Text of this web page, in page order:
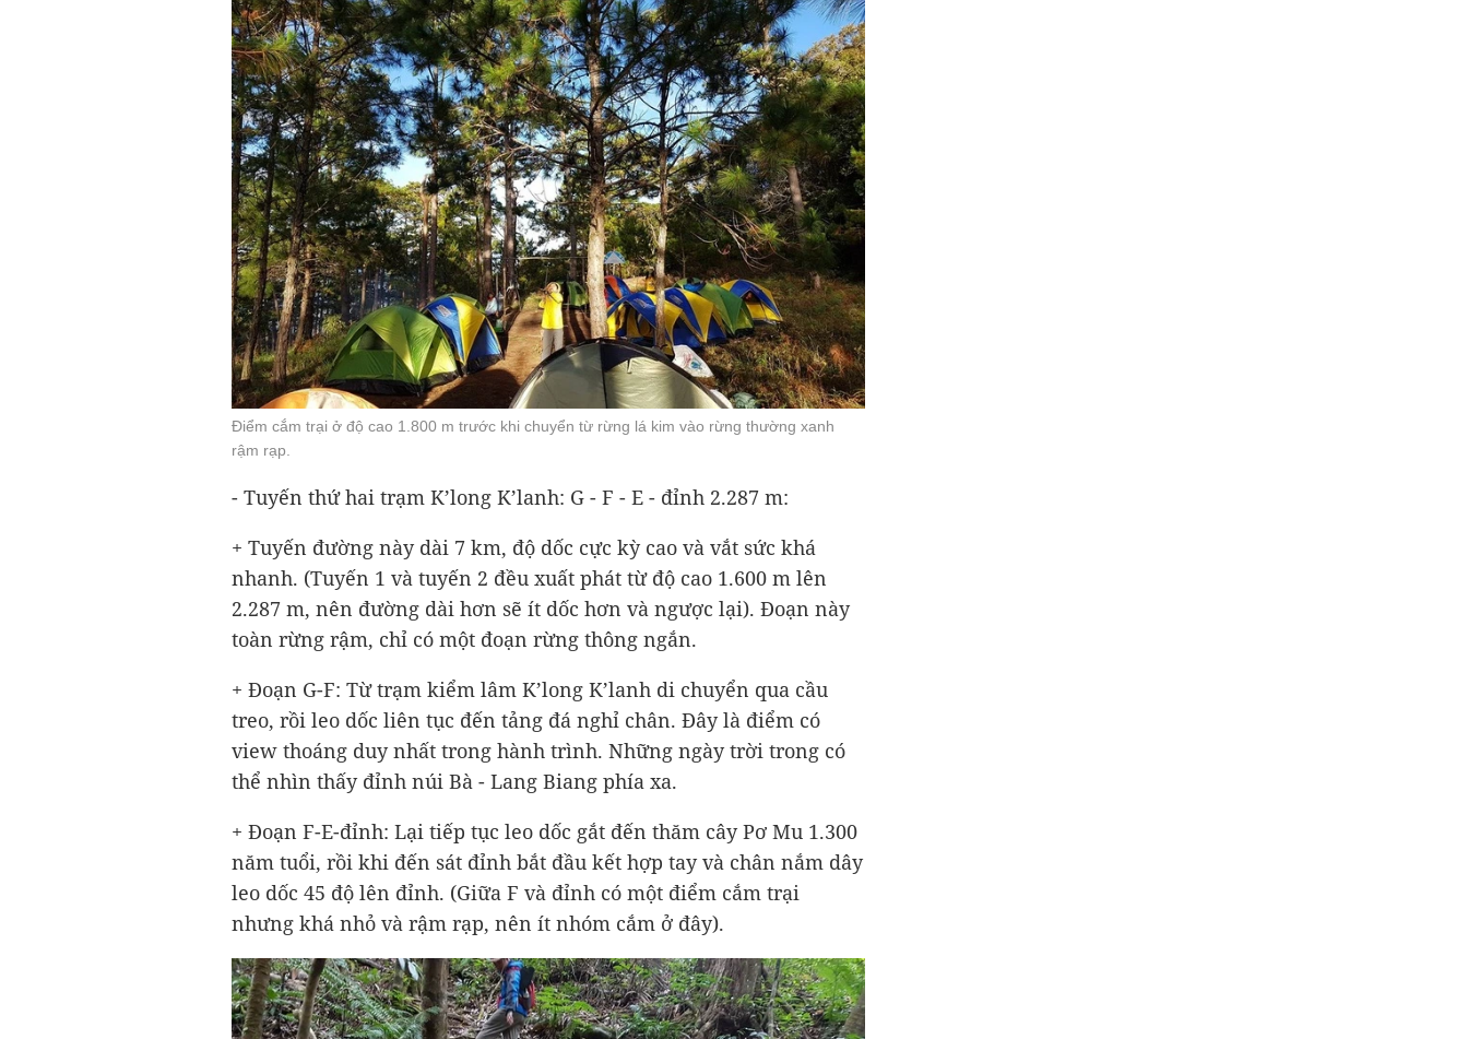
Điểm cắm trại ở độ cao 1.800 m trước khi chuyển từ rừng lá kim vào rừng thường xanh
rậm rạp.
- Tuyến thứ hai trạm K’long K’lanh: G - F - E - đỉnh 2.287 m:
+ Tuyến đường này dài 7 km, độ dốc cực kỳ cao và vắt sức khá
nhanh. (Tuyến 1 và tuyến 2 đều xuất phát từ độ cao 1.600 m lên
2.287 m, nên đường dài hơn sẽ ít dốc hơn và ngược lại). Đoạn này
toàn rừng rậm, chỉ có một đoạn rừng thông ngắn.
+ Đoạn G-F: Từ trạm kiểm lâm K’long K’lanh di chuyển qua cầu
treo, rồi leo dốc liên tục đến tảng đá nghỉ chân. Đây là điểm có
view thoáng duy nhất trong hành trình. Những ngày trời trong có
thể nhìn thấy đỉnh núi Bà - Lang Biang phía xa.
+ Đoạn F-E-đỉnh: Lại tiếp tục leo dốc gắt đến thăm cây Pơ Mu 1.300
năm tuổi, rồi khi đến sát đỉnh bắt đầu kết hợp tay và chân nắm dây
leo dốc 45 độ lên đỉnh. (Giữa F và đỉnh có một điểm cắm trại
nhưng khá nhỏ và rậm rạp, nên ít nhóm cắm ở đây).